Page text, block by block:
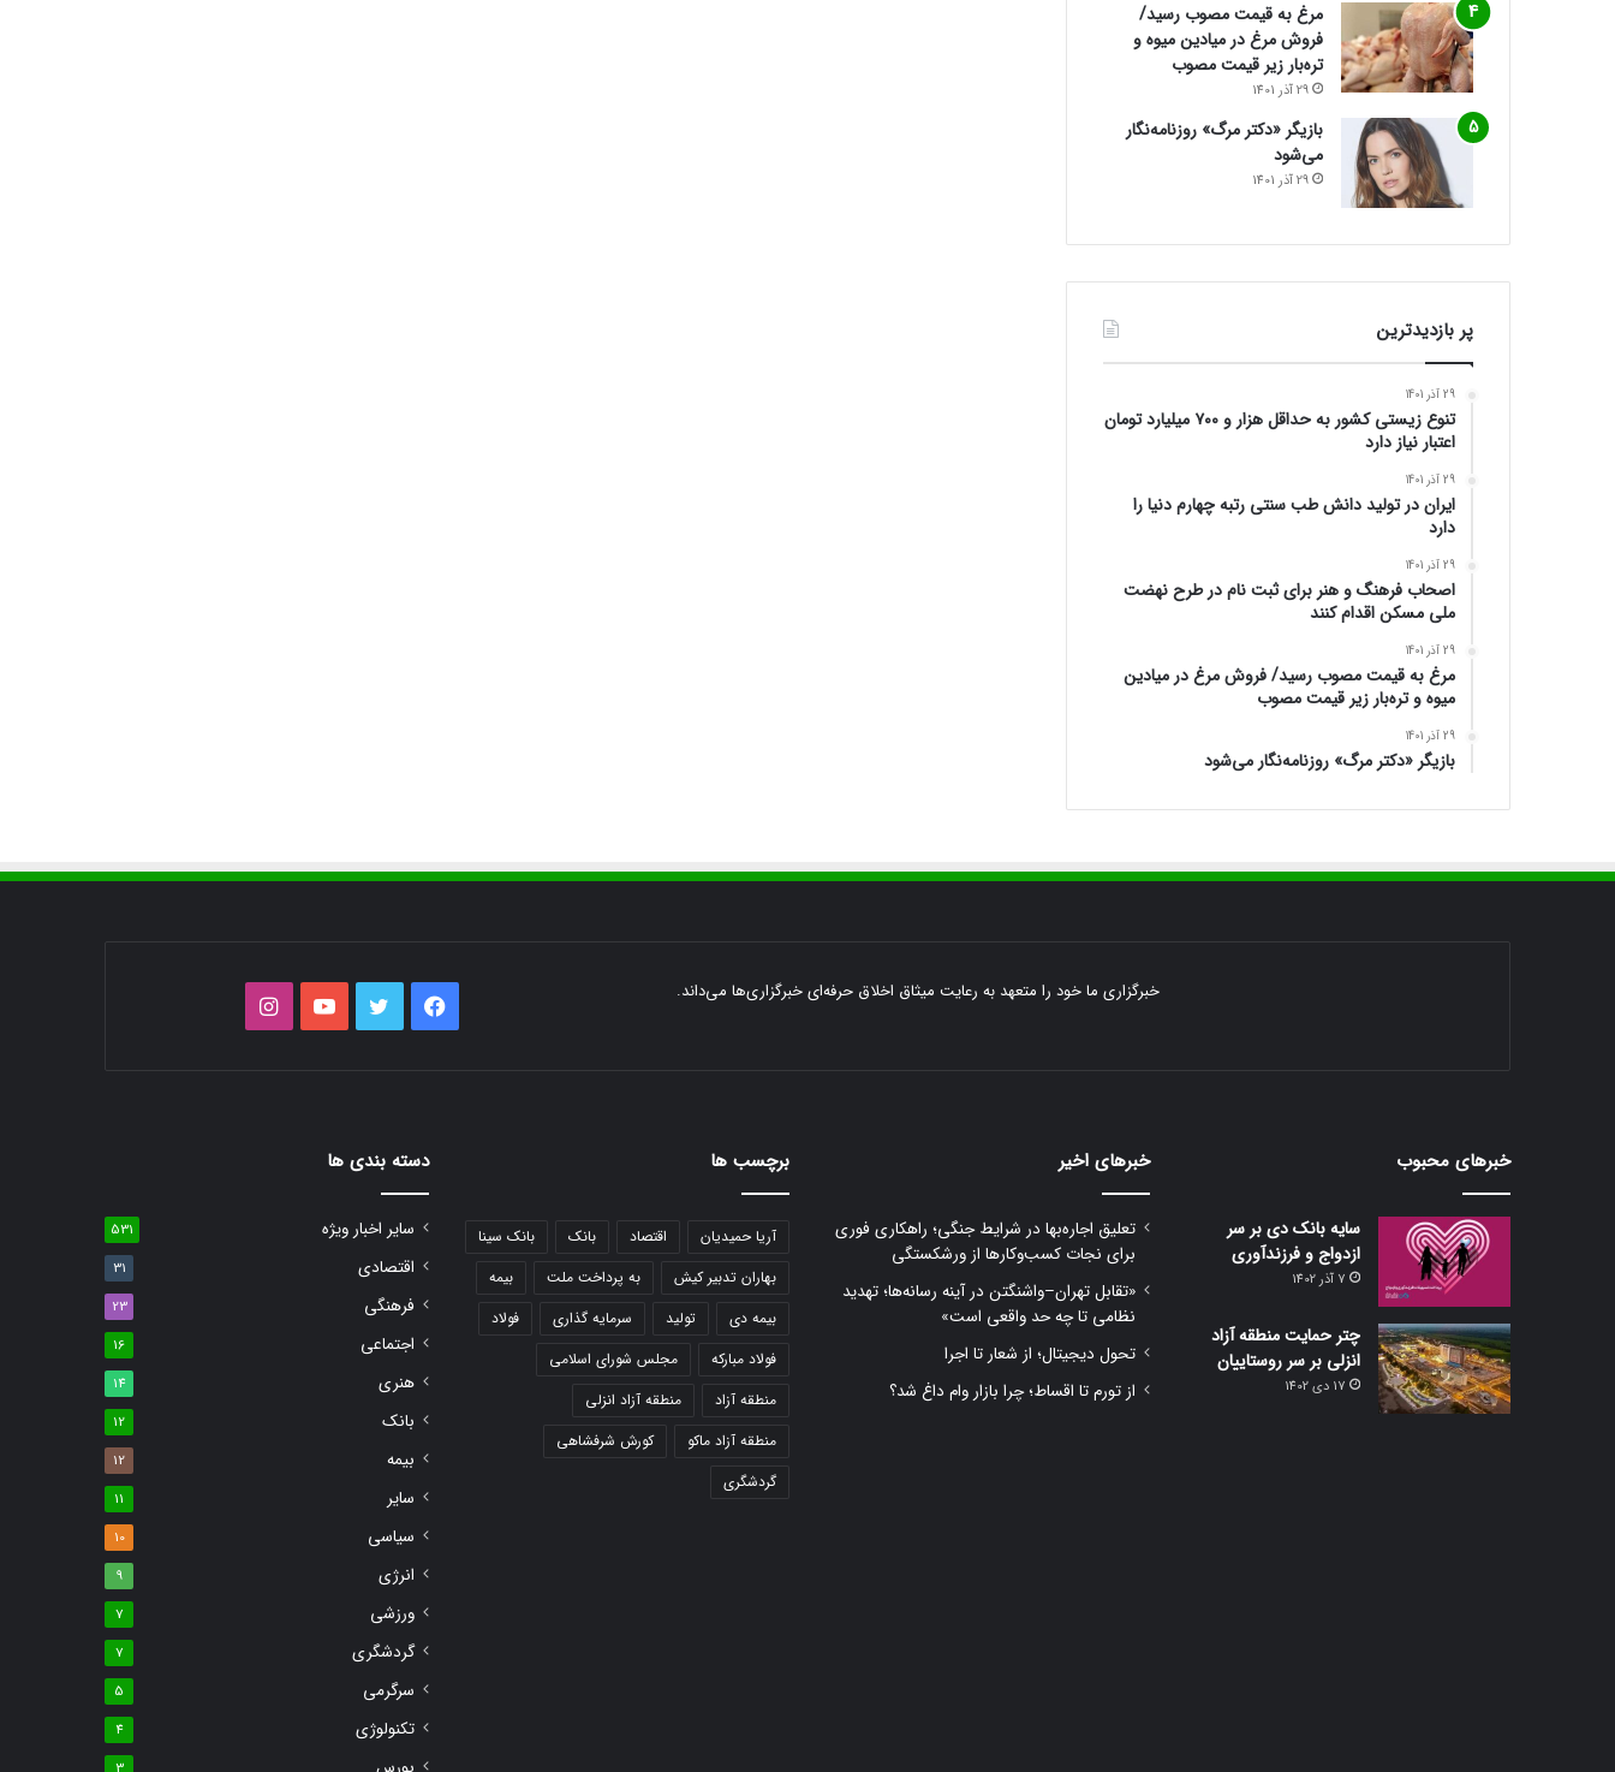
مرغ به قیمت مصوب رسید/
فروش مرغ در میادین میوه و
تره‌بار زیر قیمت مصوب
29 آذر 1401
بازیگر «دکتر مرگ» روزنامه‌نگار
می‌شود
29 آذر 1401
پر بازدیدترین
29 آذر 1401
تنوع زیستی کشور به حداقل هزار و ۷۰۰ میلیارد تومان
اعتبار نیاز دارد
29 آذر 1401
ایران در تولید دانش طب سنتی رتبه چهارم دنیا را
دارد
29 آذر 1401
اصحاب فرهنگ و هنر برای ثبت نام در طرح نهضت
ملی مسکن اقدام کنند
29 آذر 1401
مرغ به قیمت مصوب رسید/ فروش مرغ در میادین
میوه و تره‌بار زیر قیمت مصوب
29 آذر 1401
بازیگر «دکتر مرگ» روزنامه‌نگار می‌شود
خبرگزاری ما خود را متعهد به رعایت میثاق اخلاق حرفه‌ای خبرگزاری‌ها می‌داند.
فیس توییتر یوتیوباینستاگرام
خبرهای محبوب
سایه بانک دی بر سر
ازدواج و فرزندآوری
7 آذر 1402
چتر حمایت منطقه آزاد
انزلی بر سر روستاییان
17 دی 1402
خبرهای اخیر
تعلیق اجاره‌بها در شرایط جنگی؛ راهکاری فوری
برای نجات کسب‌وکارها از ورشکستگی
«تقابل تهران–واشنگتن در آینه رسانه‌ها؛ تهدید
نظامی تا چه حد واقعی است»
تحول دیجیتال؛ از شعار تا اجرا
از تورم تا اقساط؛ چرا بازار وام داغ شد؟
برچسب ها
آریا حمیدیان اقتصاد بانک
بانک سینا
بهاران تدبیر کیش
به پرداخت ملت
بیمه
بیمه دی
تولید سرمایه گذاری
فولاد
فولاد مبارکه
مجلس شورای اسلامی
منطقه آزاد
منطقه آزاد انزلی
منطقه آزاد ماکو
کورش شرفشاهی
گردشگری
دسته بندی ها
سایر اخبار ویژه 531
اقتصادی 31
فرهنگی 23
اجتماعی 16
هنری 14
بانک 12
بیمه 12
سایر 11
سیاسی 10
انرژی 9
ورزشی 7
گردشگری 7
سرگرمی 5
تکنولوژی 4